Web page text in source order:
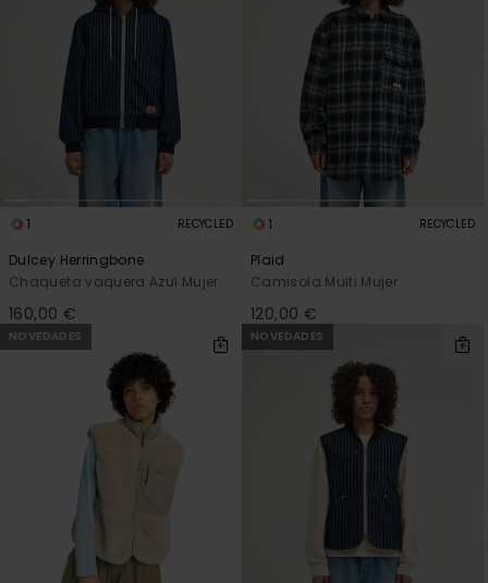
1 RECYCLED
Dulcey Herringbone
Chaqueta vaquera Azul Mujer
160,00 €
1 RECYCLED
Plaid
Camisola Multi Mujer
120,00 €
NOVEDADES NOVEDADES